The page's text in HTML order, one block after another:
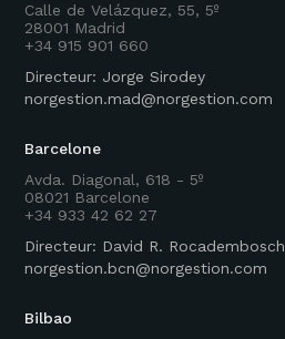
Calle de Velázquez, 55, 5º
28001 Madrid
+34 915 901 660
Directeur: Jorge Sirodey
norgestion.mad@norgestion.com
Barcelone
Avda. Diagonal, 618 - 5º
08021 Barcelone
+34 933 42 62 27
Directeur: David R. Rocadembosch
norgestion.bcn@norgestion.com
Bilbao